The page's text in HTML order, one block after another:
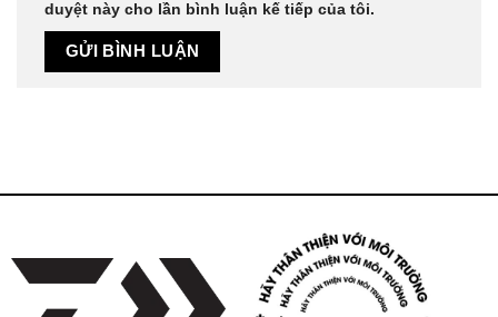
duyệt này cho lần bình luận kế tiếp của tôi.